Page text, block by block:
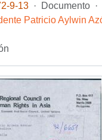
9-13 · Documento ·
Patricio Aylwin